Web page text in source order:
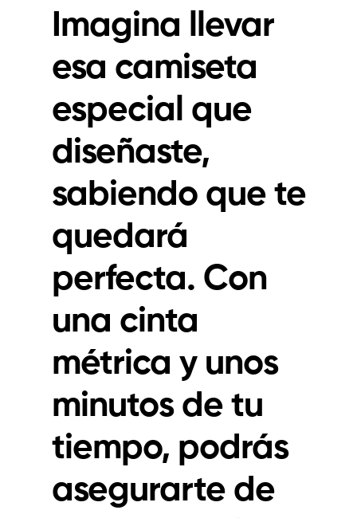
Imagina llevar
esa camiseta
especial que
diseñaste,
sabiendo que te
quedará
perfecta. Con
una cinta
métrica y unos
minutos de tu
tiempo, podrás
asegurarte de